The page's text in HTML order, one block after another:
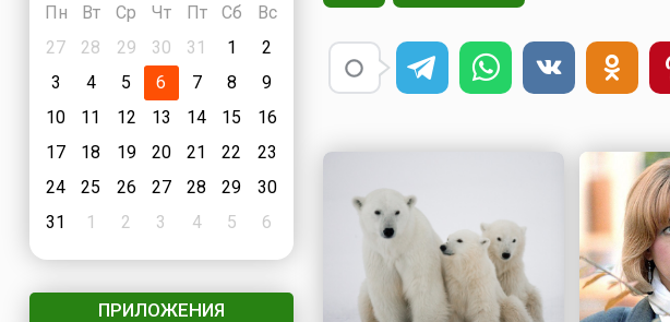
Пн
Вт Ср Чт Пт Сб
Вс
27
28 29 30 31 1
2
3
4 5 6 7 8
9
10
11 12 13 14 15
16
17
18 19 20 21 22
23
24
25 26 27 28 29
30
31
1 2 3 4 5 6
ПРИЛОЖЕНИЯ